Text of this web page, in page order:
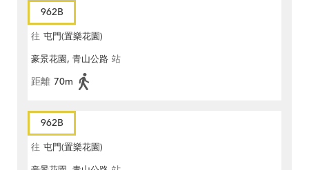
962B
往 屯門(置樂花園)
豪景花園, 青山公路 站
距離 70m
962B
往 屯門(置樂花園)